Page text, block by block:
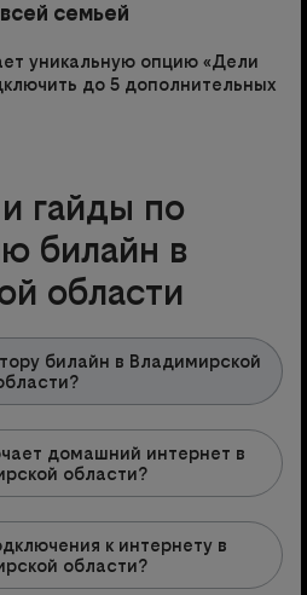
семьей
уникальную опцию «Дели
до 5 дополнительных
гайды по
билайн в
области
билайн в Владимирской
домашний интернет в
области?
к интернету в
области?